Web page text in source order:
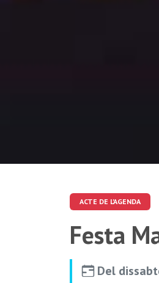
ACTE DE L'AGENDA
Festa
Del